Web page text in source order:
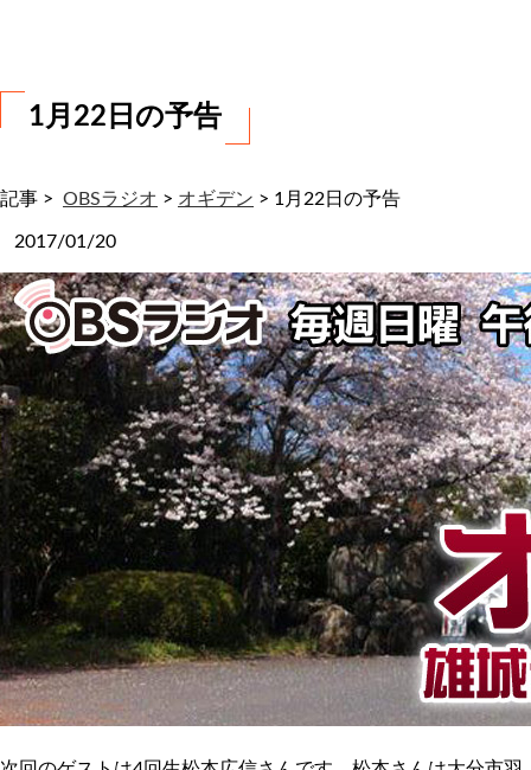
1月22日の予告
記事 > OBSラジオ > オギデン > 1月22日の予告
2017/01/20